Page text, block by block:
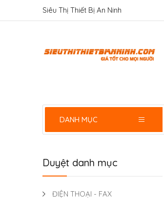
Siêu Thị Thiết Bị An Ninh
DANH MỤC
Duyệt danh mục
ĐIỆN THOẠI - FAX